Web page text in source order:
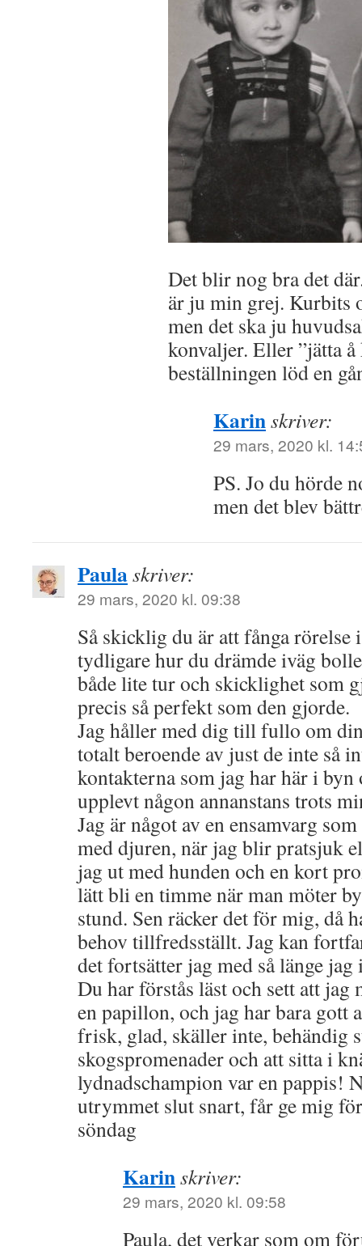
Det blir nog bra det
är ju min grej. Kurbits
men det ska ju
konvaljer. Eller ”jätta å
beställningen löd en
Karinskriver:
29 mars, 2020 kl.
PS. Jo du hörde
men det blev
Paulaskriver:
29 mars, 2020 kl. 09:38
Så skicklig du är att fånga
tydligare hur du drämde iväg
både lite tur och skicklighet som
precis så perfekt som den gjorde.
Jag håller med dig till fullo om
totalt beroende av just de inte så
kontakterna som jag har här i
upplevt någon annanstans trots
Jag är något av en ensamvarg
med djuren, när jag blir pratsjuk
jag ut med hunden och en kort
lätt bli en timme när man möter
stund. Sen räcker det för mig, då
behov tillfredsställt. Jag kan
det fortsätter jag med så länge
Du har förstås läst och sett att jag
en papillon, och jag har bara gott
frisk, glad, skäller inte, behändig
skogspromenader och att sitta i
lydnadschampion var en pappis!
utrymmet slut snart, får ge mig
söndag
Karinskriver:
29 mars, 2020 kl. 09:58
Paula, det verkar som om